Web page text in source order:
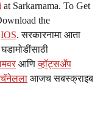
at Sarkarnama. To Get
the
IOS. सरकारनामा आता
आणिव्हॉट्सॲप
चॅनेलला आजच सबस्क्राइब